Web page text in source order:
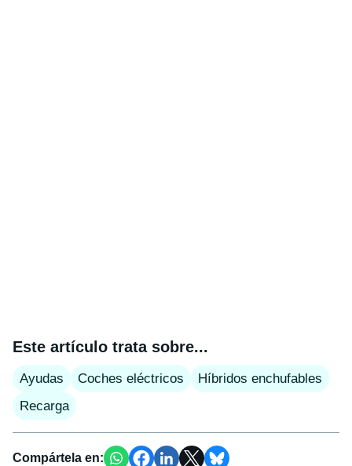
Este artículo trata sobre...
Ayudas Coches eléctricos
Híbridos enchufables
Recarga
Compártela en: